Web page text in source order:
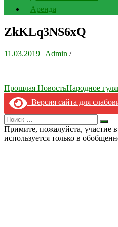
Аренда
ZkKLq3NS6xQ
11.03.2019 | Admin /
Навигация
по
записям
Прошлая НовостьНародное
Версия сайта для
Search
for:
Примите, пожалуйста, участие
используется только в